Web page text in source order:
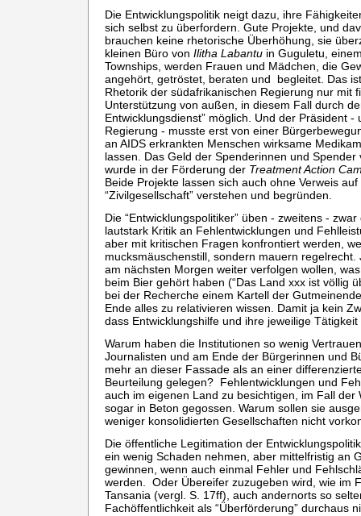
Die Entwicklungspolitik neigt dazu, ihre
sich selbst zu überfordern. Gute Projekte, und
brauchen keine rhetorische Überhöhung, sie
kleinen Büro von Ilitha Labantu in Guguletu,
Townships, werden Frauen und Mädchen, die
angehört, getröstet, beraten und begleitet. Das
Rhetorik der südafrikanischen Regierung nur mit
Unterstützung von außen, in diesem Fall durch
Entwicklungsdienst” möglich. Und der Präsident -
Regierung - musste erst von einer
an AIDS erkrankten Menschen wirksame
lassen. Das Geld der Spenderinnen und Spender
wurde in der Förderung der Treatment Action
Beide Projekte lassen sich auch ohne Verweis
“Zivilgesellschaft” verstehen und begründen.
Die “Entwicklungspolitiker” üben - zweitens -
lautstark Kritik an Fehlentwicklungen und
aber mit kritischen Fragen konfrontiert werden,
mucksmäuschenstill, sondern mauern regelrecht.
am nächsten Morgen weiter verfolgen wollen,
beim Bier gehört haben (“Das Land xxx ist völlig
bei der Recherche einem Kartell der
Ende alles zu relativieren wissen. Damit ja kein
dass Entwicklungshilfe und ihre jeweilige Tätigkeit
Warum haben die Institutionen so wenig
Journalisten und am Ende der Bürgerinnen und
mehr an dieser Fassade als an einer
Beurteilung gelegen? Fehlentwicklungen und
auch im eigenen Land zu besichtigen, im Fall der
sogar in Beton gegossen. Warum sollen sie
weniger konsolidierten Gesellschaften nicht
Die öffentliche Legitimation der
ein wenig Schaden nehmen, aber mittelfristig an
gewinnen, wenn auch einmal Fehler und
werden. Oder Übereifer zuzugeben wird, wie im
Tansania (vergl. S. 17ff), auch andernorts so
Fachöffentlichkeit als “Überförderung” durchaus